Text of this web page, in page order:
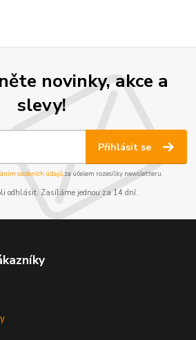
novinky, akce a
slevy!
Přihlásit se
osobních údajůza účelem rozesílky newsletteru.
odhlásit. Zasíláme jednou za 14 dní.